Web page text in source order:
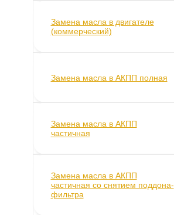
Замена масла в двигателе
(коммерческий)
Замена масла в АКПП полная
Замена масла в АКПП
частичная
Замена масла в АКПП
частичная со снятием поддона-
фильтра